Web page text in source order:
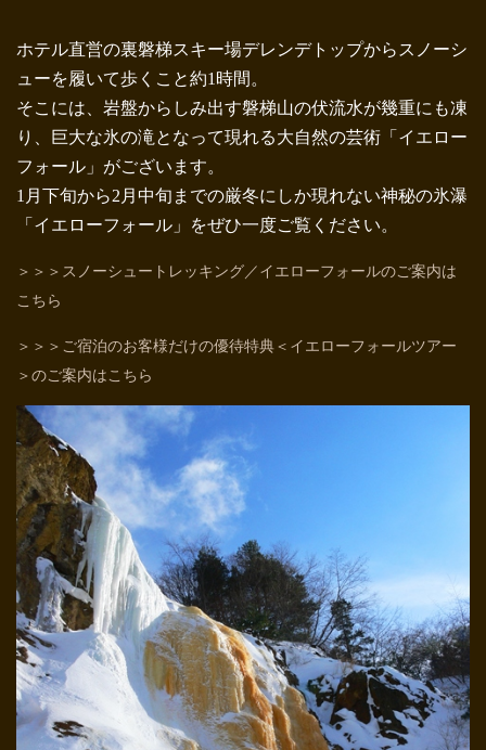
ホテル直営の裏磐梯スキー場デレンデトップからスノーシ
ューを履いて歩くこと約1時間。
そこには、岩盤からしみ出す磐梯山の伏流水が幾重にも凍
り、巨大な氷の滝となって現れる大自然の芸術「イエロー
フォール」がございます。
1月下旬から2月中旬までの厳冬にしか現れない神秘の氷瀑
「イエローフォール」をぜひ一度ご覧ください。
＞＞＞スノーシュートレッキング／イエローフォールのご案内は
こちら
＞＞＞ご宿泊のお客様だけの優待特典＜イエローフォールツアー
＞のご案内はこちら